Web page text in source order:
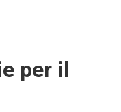
per il